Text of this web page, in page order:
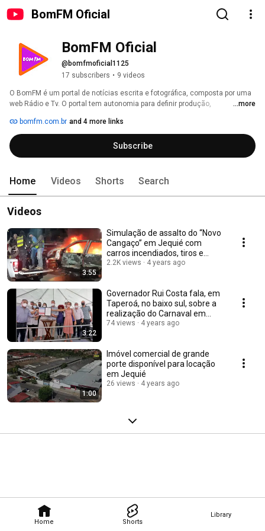
BomFM Oficial
Home Shorts
Library
BomFM Oficial
@bomfmoficial1125
17 subscribers • 9 videos
O BomFM é um portal de notícias escrita e fotográfica, composta por uma
web Rádio e Tv. O portal tem autonomia para definir produção,
conteúdos jornalísticos, educativos, culturais, esportivos e de
entretenimento.
...more
bomfm.com.br and 4 more links
Subscribe
Home Videos Shorts Search
Videos
3:55
Simulação de assalto do “Novo
Cangaço” em Jequié com
carros incendiados, tiros e
explosões
2.2K views 4 years ago
3:22
Governador Rui Costa fala, em
Taperoá, no baixo sul, sobre a
realização do Carnaval em
2022
74 views 4 years ago
1:00
Imóvel comercial de grande
porte disponível para locação
em Jequié
26 views 4 years ago